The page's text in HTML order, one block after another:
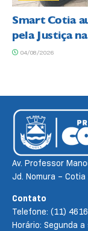
Smart Cotia
pela Justiça
04/08/2026
Av. Professor
Jd. Nomura – Cotia
Contato
Telefone: (11)
Horário: Segunda